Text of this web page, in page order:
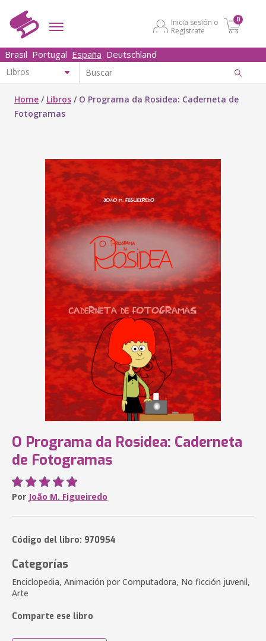
Inicia sesión o
Regístrate
0
Brasil Portugal España Deutschland
Home / Libros / O Programa da Rosidea: Caderneta de
Fotogramas
O Programa da Rosidea: Caderneta
de Fotogramas
Por João M. Figueiredo
Código del libro: 970954
Categorías
Enciclopedia, Animación por Computadora, No ficción juvenil,
Arte
Comparte ese libro